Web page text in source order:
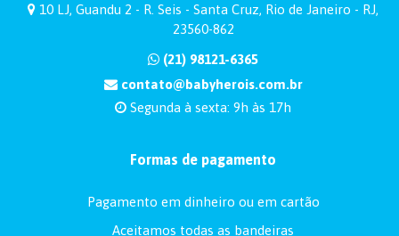
10 LJ, Guandu 2 - R. Seis - Santa Cruz, Rio de Janeiro - RJ,
23560-862
(21) 98121-6365
contato@babyherois.com.br
Segunda à sexta: 9h às 17h
Formas de pagamento
Pagamento em dinheiro ou em cartão
Aceitamos todas as bandeiras